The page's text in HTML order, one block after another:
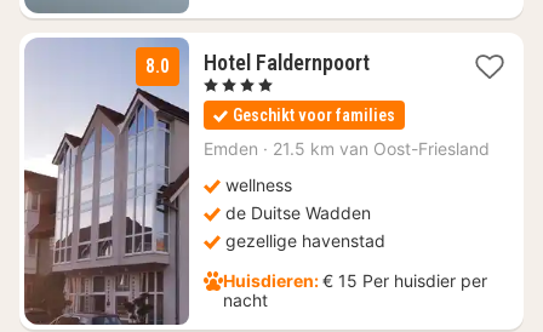
8.0 Hotel Faldernpoort1
vanaf
€
145
, 4 Sterren
Geschikt voor families
Emden · 21.5 km van Oost-Friesland
wellness
de Duitse Wadden
gezellige havenstad
Huisdieren:€ 15 Per huisdier per
nacht